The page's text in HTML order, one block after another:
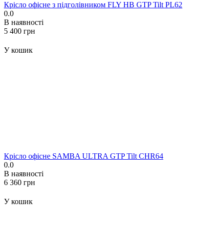
Крісло офісне з підголівником FLY HB GTP Tilt PL62
0.0
В наявності
‍5 400‍ грн
У кошик
Крісло офісне SAMBA ULTRA GTP Tilt CHR64
0.0
В наявності
‍6 360‍ грн
У кошик